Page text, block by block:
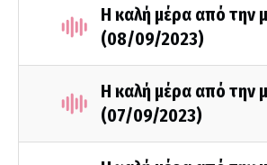
Η καλή μέρα από την
(08/09/2023)
Η καλή μέρα από την
(07/09/2023)